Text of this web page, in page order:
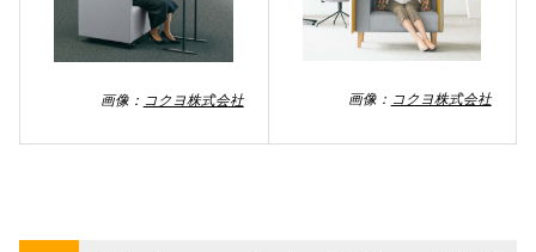
画像： コクヨ株式会社 画像： コクヨ株式会社